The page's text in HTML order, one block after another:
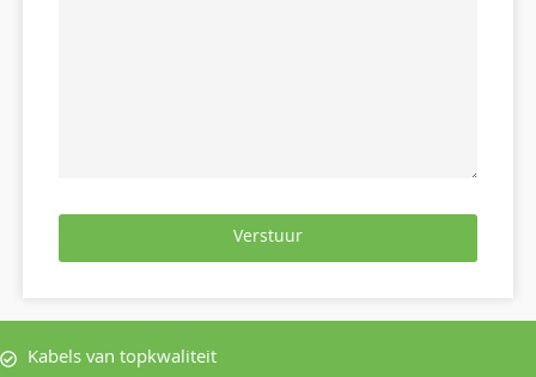
Verstuur
Kabels van topkwaliteit